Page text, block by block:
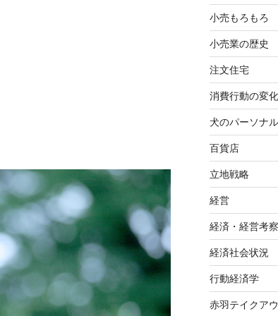
小売もろもろ
小売業の歴史
注文住宅
消費行動の変化
犬のパーソナ
百貨店
立地戦略
経営
経済・経営考察
経済社会状況
行動経済学
赤羽テイクア